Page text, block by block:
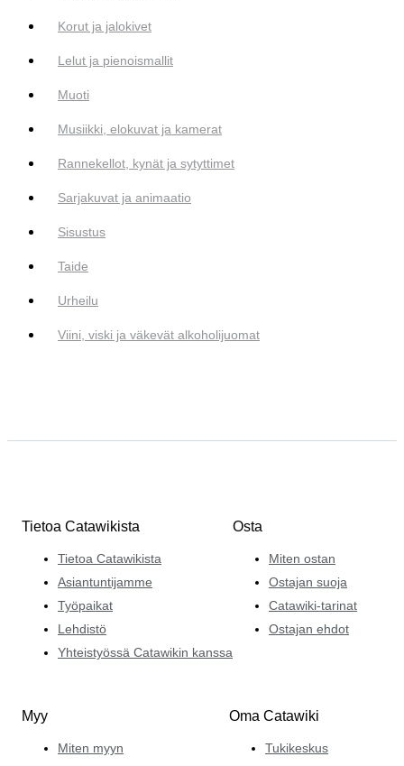
Korut ja jalokivet
Lelut ja pienoismallit
Muoti
Musiikki, elokuvat ja kamerat
Rannekellot, kynät ja sytyttimet
Sarjakuvat ja animaatio
Sisustus
Taide
Urheilu
Viini, viski ja väkevät alkoholijuomat
Tietoa Catawikista
Tietoa Catawikista
Asiantuntijamme
Työpaikat
Lehdistö
Yhteistyössä Catawikin kanssa
Osta
Miten ostan
Ostajan suoja
Catawiki-tarinat
Ostajan ehdot
Myy
Miten myyn
Oma Catawiki
Tukikeskus